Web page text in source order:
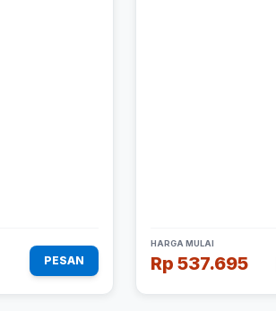
PESAN
HARGA MULAI
Rp 537.695